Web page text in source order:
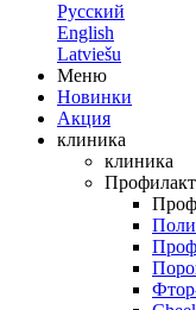
Русский
English
Latviešu
Меню
Новинки
Акция
клиника
клиника